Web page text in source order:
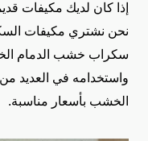
إذا كان لديك مكيفات
نحن نشتري مكيفات
سكراب خشب الدمام
واستخدامه في العديد
الخشب بأسعار مناسبة.